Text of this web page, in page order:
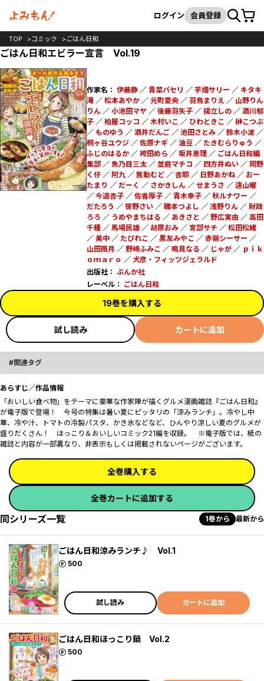
検索
ログイン 会員登録カート
TOP コミック ごはん日和
ごはん日和エビラー宣言 Vol.19
作家名： 伊藤静／ 青菜パセリ ／ 芋畑サリー ／ キタキ
滝／ 松本あやか／ 元町夏央／ 羽鳥まりえ ／ 山野りん
りん／ 小池田マヤ／ 後藤羽矢子／ 揚立しの／ 酒川郁
子／ 柏屋コッコ ／ 木村いこ ／ ひわときこ ／ 榊こつぶ
／ ものゆう ／ 酒井だんご／ 池田さとみ／ 鈴木小波／
桐ヶ谷ユウジ／ 佐原ナギ／ 油豆／ たきむらりゅう ／
ふじのはるか／ 袴田めら ／ 坂井恵理／ ごはん日和編
集部／ 魚乃目三太／ 並庭マチコ ／ 四方井ぬい／ 岡野
く仔／ 阿九／ 無動むど／ 杏耶／ 日野あかね／ おー
たまり ／ だーく ／ さかきしん／ せまうさ ／ 遠山曜
／ 今道杏子／ 佐香厚子／ 青木幸子／ 秋ルナワー ／
だたろう ／ 笹野さい／ 磯本つよし ／ 浅野りん／ 財政
ろろ ／ うめやまちはる ／ あきさと ／ 野広実由 ／ 高田
千種 ／ 馬場民雄／ 胡原おみ／ 宮部サチ／ 松田松緒
／ 美中／ たびれこ ／ 黒友みやこ ／ 赤嶺シーサー ／
山田雨月 ／ 野崎ふみこ ／ 鳴見なる ／ じゃが／ ｐｉｋ
ｏｍａｒｏ ／ 犬彦・フィッツジェラルド
出版社： ぶんか社
レーベル： ごはん日和
19巻を購入する
試し読み カートに追加
関連タグ
あらすじ／作品情報
「おいしい食べ物」をテーマに豪華な作家陣が描くグルメ漫画雑誌『ごはん日和』
が電子版で登場！ 今号の特集は暑い夏にピッタリの「涼みランチ」。冷やし中
華、冷や汁、トマトの冷製パスタ、かき氷などなど、ひんやり涼しい夏のグルメが
盛りだくさん！ ほっこり＆おいしいコミック21編を収録。 ※電子版では、紙の
雑誌と内容が一部異なり、非表示もしくは掲載されないページがございます。
全巻購入する
全巻カートに追加する
同シリーズ一覧 1巻から 最新から
ごはん日和涼みランチ♪ Vol.1
500
ポイント
試し読み カートに追加
ごはん日和ほっこり鍋 Vol.2
500
ポイント